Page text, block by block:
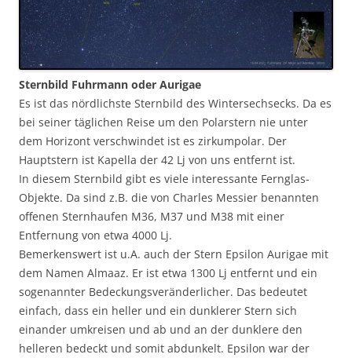
Sternbild Fuhrmann oder Aurigae
Es ist das nördlichste Sternbild des Wintersechsecks. Da es
bei seiner täglichen Reise um den Polarstern nie unter
dem Horizont verschwindet ist es zirkumpolar. Der
Hauptstern ist Kapella der 42 Lj von uns entfernt ist.
In diesem Sternbild gibt es viele interessante Fernglas-
Objekte. Da sind z.B. die von Charles Messier benannten
offenen Sternhaufen M36, M37 und M38 mit einer
Entfernung von etwa 4000 Lj.
Bemerkenswert ist u.A. auch der Stern Epsilon Aurigae mit
dem Namen Almaaz. Er ist etwa 1300 Lj entfernt und ein
sogenannter Bedeckungsveränderlicher. Das bedeutet
einfach, dass ein heller und ein dunklerer Stern sich
einander umkreisen und ab und an der dunklere den
helleren bedeckt und somit abdunkelt. Epsilon war der